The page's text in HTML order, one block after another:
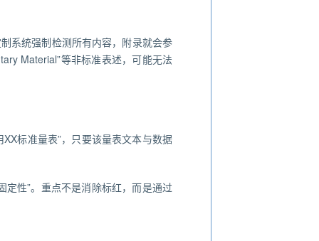
系统强制检测所有内容，附录就会参
Material”等非标准表述，可能无法
标准量表”，只要该量表文本与数据
定性”。重点不是消除标红，而是通过